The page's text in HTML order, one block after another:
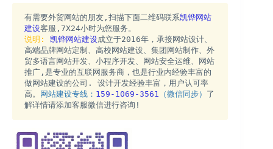
有需要外贸网站的朋友,扫描下面二维码联系凯铧网站
建设客服,7X24小时为您服务。
说明:
凯铧网站建设成立于2016年，承接网站设计、
高端品牌网站定制、高校网站建设、集团网站制作、外
贸多语言网站开发、小程序开发、网站安全运维、网站
推广,是专业的互联网服务商，也是行业内经验丰富的
做网站建设的公司. 设计开发经验丰富，用户认可率
高。
网站建设专线： 159-1069-3561 （微信同步） 了
解详情请添加客服微信进行咨询!